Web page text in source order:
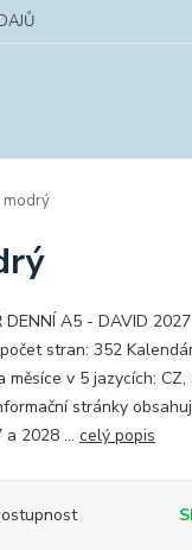
modrý
DENNÍ A5 - DAVID
stran: 352
měsíce v 5 jazycích:
stránky
a 2028 ... celý popis